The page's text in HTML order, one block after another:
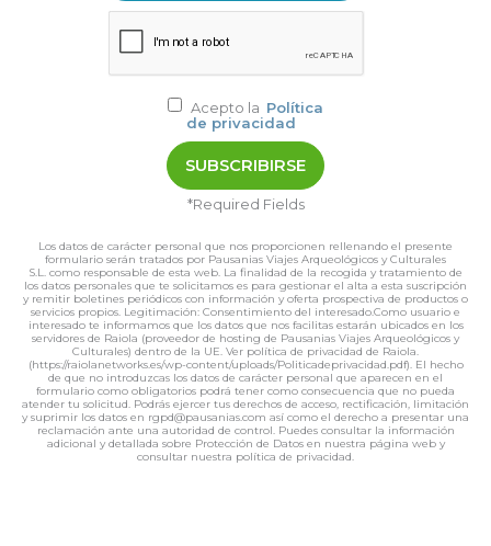
Acepto la Política
de privacidad
*Required Fields
Los datos de carácter personal que nos proporcionen rellenando el presente
formulario serán tratados por Pausanias Viajes Arqueológicos y Culturales
S.L. como responsable de esta web. La finalidad de la recogida y tratamiento de
los datos personales que te solicitamos es para gestionar el alta a esta suscripción
y remitir boletines periódicos con información y oferta prospectiva de productos o
servicios propios. Legitimación: Consentimiento del interesado.Como usuario e
interesado te informamos que los datos que nos facilitas estarán ubicados en los
servidores de Raiola (proveedor de hosting de Pausanias Viajes Arqueológicos y
Culturales) dentro de la UE. Ver política de privacidad de Raiola.
(https://raiolanetworks.es/wp-content/uploads/Politicadeprivacidad.pdf). El hecho
de que no introduzcas los datos de carácter personal que aparecen en el
formulario como obligatorios podrá tener como consecuencia que no pueda
atender tu solicitud. Podrás ejercer tus derechos de acceso, rectificación, limitación
y suprimir los datos en rgpd@pausanias.com así como el derecho a presentar una
reclamación ante una autoridad de control. Puedes consultar la información
adicional y detallada sobre Protección de Datos en nuestra página web y
consultar nuestra política de privacidad.